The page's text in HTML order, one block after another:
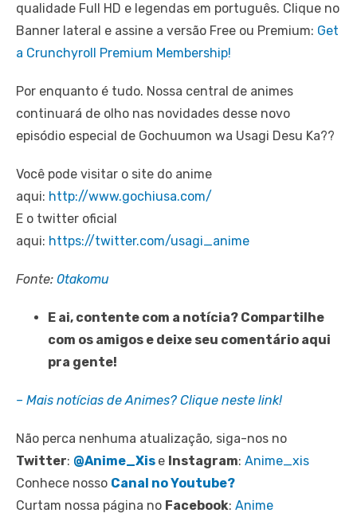
qualidade Full HD e legendas em português. Clique no
Banner lateral e assine a versão Free ou Premium: Get
a Crunchyroll Premium Membership!
Por enquanto é tudo. Nossa central de animes
continuará de olho nas novidades desse novo
episódio especial de Gochuumon wa Usagi Desu Ka??
Você pode visitar o site do anime
aqui: http://www.gochiusa.com/
E o twitter oficial
aqui: https://twitter.com/usagi_anime
Fonte: 0takomu
E ai, contente com a notícia? Compartilhe
com os amigos e deixe seu comentário aqui
pra gente!
– Mais notícias de Animes? Clique neste link!
Não perca nenhuma atualização, siga-nos no
Twitter: @Anime_Xis e Instagram: Anime_xis
Conhece nosso Canal no Youtube?
Curtam nossa página no Facebook: Anime